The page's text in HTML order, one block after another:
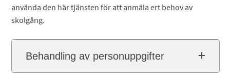
använda den här tjänsten för att anmäla ert behov av
skolgång.
Behandling av personuppgifter